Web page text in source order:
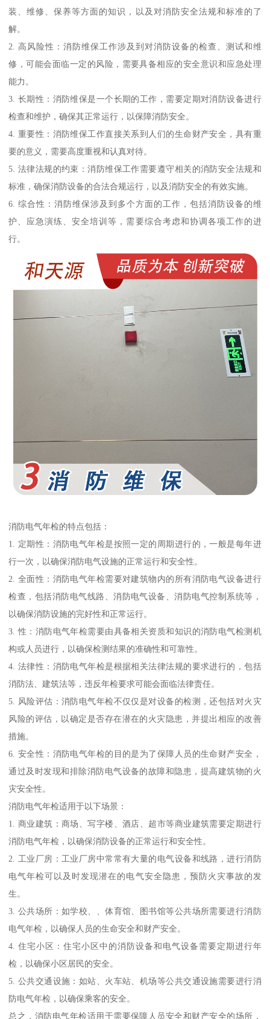
装、维修、保养等方面的知识，以及对消防安全法规和标准的了
解。
2. 高风险性：消防维保工作涉及到对消防设备的检查、测试和维
修，可能会面临一定的风险，需要具备相应的安全意识和应急处理
能力。
3. 长期性：消防维保是一个长期的工作，需要定期对消防设备进行
检查和维护，确保其正常运行，以保障消防安全。
4. 重要性：消防维保工作直接关系到人们的生命财产安全，具有重
要的意义，需要高度重视和认真对待。
5. 法律法规的约束：消防维保工作需要遵守相关的消防安全法规和
标准，确保消防设备的合法合规运行，以及消防安全的有效实施。
6. 综合性：消防维保涉及到多个方面的工作，包括消防设备的维
护、应急演练、安全培训等，需要综合考虑和协调各项工作的进
行。
消防电气年检的特点包括：
1. 定期性：消防电气年检是按照一定的周期进行的，一般是每年进
行一次，以确保消防电气设施的正常运行和安全性。
2. 全面性：消防电气年检需要对建筑物内的所有消防电气设备进行
检查，包括消防电气线路、消防电气设备、消防电气控制系统等，
以确保消防设施的完好性和正常运行。
3. 性：消防电气年检需要由具备相关资质和知识的消防电气检测机
构或人员进行，以确保检测结果的准确性和可靠性。
4. 法律性：消防电气年检是根据相关法律法规的要求进行的，包括
消防法、建筑法等，违反年检要求可能会面临法律责任。
5. 风险评估：消防电气年检不仅仅是对设备的检测，还包括对火灾
风险的评估，以确定是否存在潜在的火灾隐患，并提出相应的改善
措施。
6. 安全性：消防电气年检的目的是为了保障人员的生命财产安全，
通过及时发现和排除消防电气设备的故障和隐患，提高建筑物的火
灾安全性。
消防电气年检适用于以下场景：
1. 商业建筑：商场、写字楼、酒店、超市等商业建筑需要定期进行
消防电气年检，以确保消防设备的正常运行和安全性。
2. 工业厂房：工业厂房中常常有大量的电气设备和线路，进行消防
电气年检可以及时发现潜在的电气安全隐患，预防火灾事故的发
生。
3. 公共场所：如学校、、体育馆、图书馆等公共场所需要进行消防
电气年检，以确保人员的生命安全和财产安全。
4. 住宅小区：住宅小区中的消防设备和电气设备需要定期进行年
检，以确保小区居民的安全。
5. 公共交通设施：如站、火车站、机场等公共交通设施需要进行消
防电气年检，以确保乘客的安全。
总之，消防电气年检适用于需要保障人员安全和财产安全的场所，